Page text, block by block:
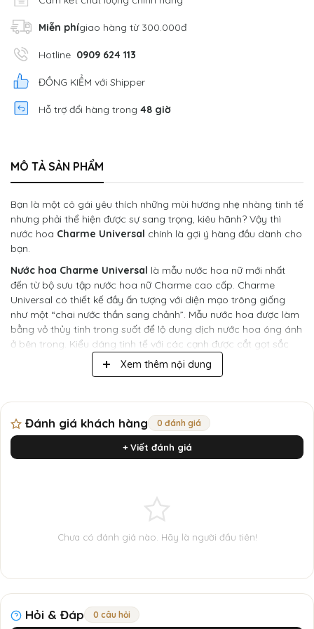
Miễn phígiao hàng từ 300.000đ
Hotline 0909 624 113
ĐỒNG KIỂM với Shipper
Hỗ trợ đổi hàng trong 48 giờ
MÔ TẢ SẢN PHẨM
Bạn là một cô gái yêu thích những mùi hương nhẹ nhàng tinh tế
nhưng phải thể hiện được sự sang trọng, kiêu hãnh? Vậy thì
nước hoa Charme Universal chính là gợi ý hàng đầu dành cho
bạn.
Nước hoa Charme Universal là mẫu nước hoa nữ mới nhất
đến từ bộ sưu tập nước hoa nữ Charme cao cấp. Charme
Universal có thiết kế đầy ấn tượng với diện mạo trông giống
như một “chai nước thần sang chảnh”. Mẫu nước hoa được làm
bằng vỏ thủy tinh trong suốt để lộ dung dịch nước hoa óng ánh
ở bên trong. Kiểu dáng tinh tế với các cạnh được cắt gọt sắc
sảo và quy tụ về trung tâm chai làm nổi bật lên niềm kiêu hãnh.
Phần nút chai sang trọng được thiết kế vuông càng làm tôn lên
Xem thêm nội dung
Đánh giá khách hàng 0 đánh giá
+ Viết đánh giá
Chưa có đánh giá nào. Hãy là người đầu tiên!
Hỏi & Đáp 0 câu hỏi